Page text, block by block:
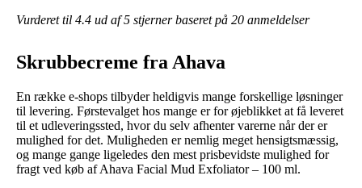
Vurderet til 4.4 ud af 5 stjerner baseret på 20 anmeldelser
Skrubbecreme fra Ahava
En række e-shops tilbyder heldigvis mange forskellige løsninger
til levering. Førstevalget hos mange er for øjeblikket at få leveret
til et udleveringssted, hvor du selv afhenter varerne når der er
mulighed for det. Muligheden er nemlig meget hensigtsmæssig,
og mange gange ligeledes den mest prisbevidste mulighed for
fragt ved køb af Ahava Facial Mud Exfoliator – 100 ml.